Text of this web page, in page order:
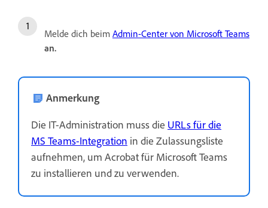
Melde dich beim Admin-Center von Microsoft Teams
an.
Anmerkung
Die IT-Administration muss die URLs für die
MS Teams-Integration in die Zulassungsliste
aufnehmen, um Acrobat für Microsoft Teams
zu installieren und zu verwenden.